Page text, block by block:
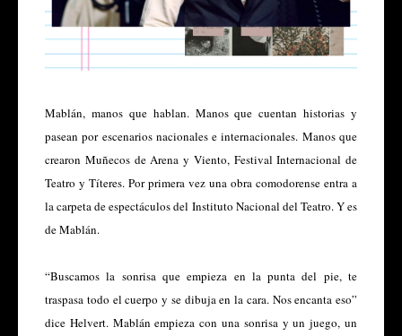
Mablán, manos que hablan. Manos que cuentan historias y
pasean por escenarios nacionales e internacionales. Manos que
crearon Muñecos de Arena y Viento, Festival Internacional de
Teatro y Títeres. Por primera vez una obra comodorense entra a
la carpeta de espectáculos del Instituto Nacional del Teatro. Y es
de Mablán.
“Buscamos la sonrisa que empieza en la punta del pie, te
traspasa todo el cuerpo y se dibuja en la cara. Nos encanta eso”
dice Helvert. Mablán empieza con una sonrisa y un juego, un